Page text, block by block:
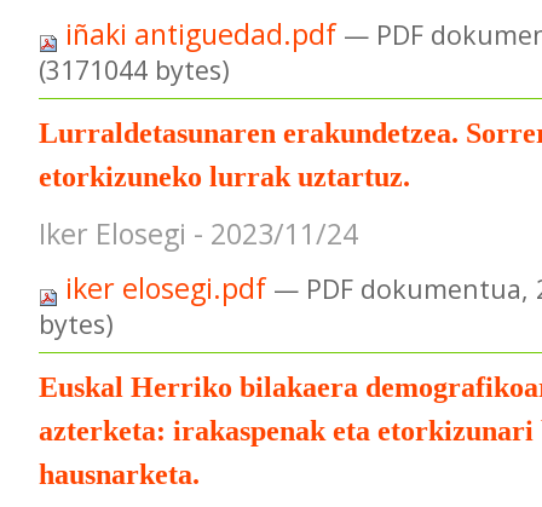
iñaki antiguedad.pdf — PDF
(3171044 bytes)
Lurraldetasunaren erakundetzea.
etorkizuneko lurrak uztartuz.
Iker Elosegi - 2023/11/24
iker elosegi.pdf — PDF dokumentua,
bytes)
Euskal Herriko bilakaera
azterketa: irakaspenak eta
hausnarketa.